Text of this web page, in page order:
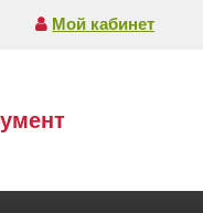
Мой кабинет